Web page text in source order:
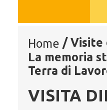
Home /Visite
La memoria
Terra di
VISITA